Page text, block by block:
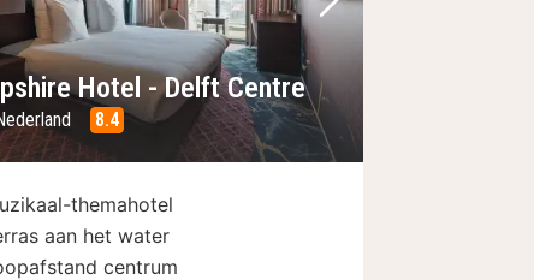
foto
Volgende foto
Hotel - Delft Centre
8.4
themahotel
aan het water
centrum